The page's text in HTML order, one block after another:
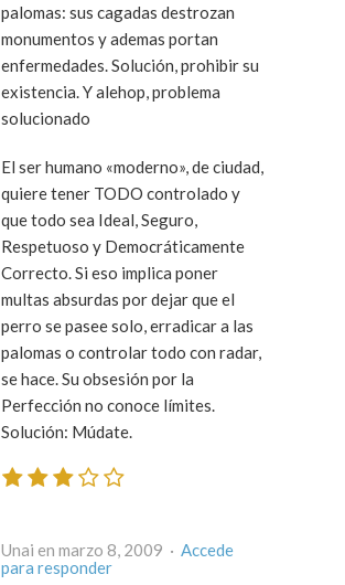
palomas: sus cagadas destrozan
monumentos y ademas portan
enfermedades. Solución, prohibir su
existencia. Y alehop, problema
solucionado
El ser humano «moderno», de ciudad,
quiere tener TODO controlado y
que todo sea Ideal, Seguro,
Respetuoso y Democráticamente
Correcto. Si eso implica poner
multas absurdas por dejar que el
perro se pasee solo, erradicar a las
palomas o controlar todo con radar,
se hace. Su obsesión por la
Perfección no conoce límites.
Solución: Múdate.
Unai en marzo 8, 2009 · Accede
para responder